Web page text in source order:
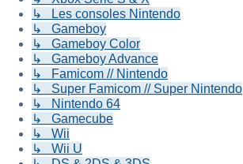
↳ Les consoles Nintendo
↳ Gameboy
↳ Gameboy Color
↳ Gameboy Advance
↳ Famicom // Nintendo
↳ Super Famicom // Super Nintendo
↳ Nintendo 64
↳ Gamecube
↳ Wii
↳ Wii U